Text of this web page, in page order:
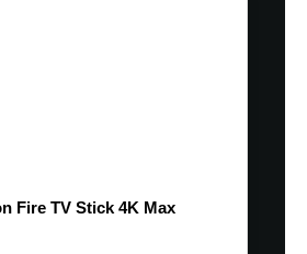
Fire TV Stick 4K Max